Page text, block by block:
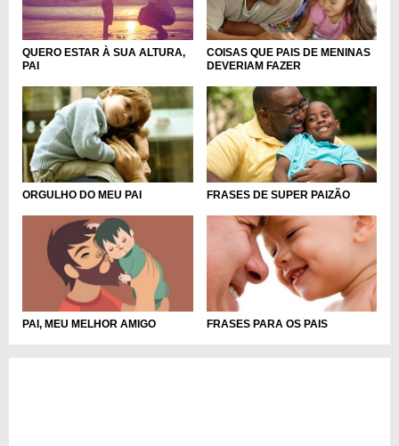
QUERO ESTAR À SUA ALTURA,
PAI
COISAS QUE PAIS DE MENINAS
DEVERIAM FAZER
ORGULHO DO MEU PAI FRASES DE SUPER PAIZÃO
PAI, MEU MELHOR AMIGO FRASES PARA OS PAIS